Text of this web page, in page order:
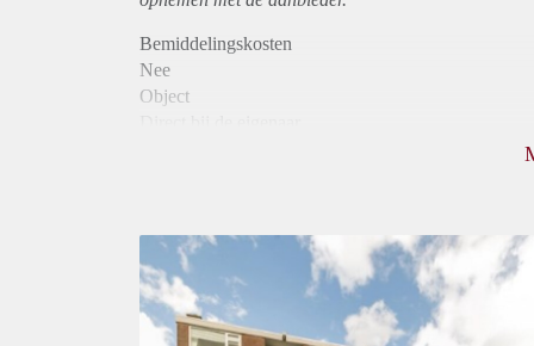
Bemiddelingskosten
Nee
Object
Huurtoeslag
Niet mogelijk
Inkomen eis
3,0 X De bruto Huur